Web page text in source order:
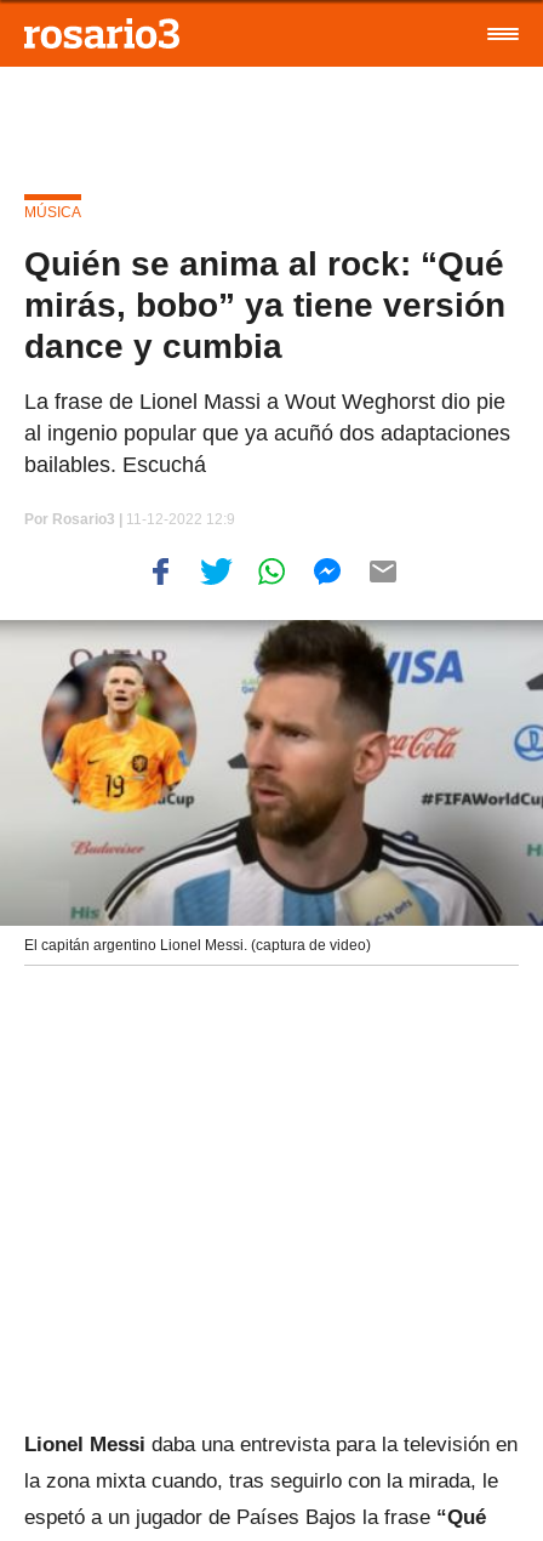
MÚSICA
Quién se anima al rock: “Qué
mirás, bobo” ya tiene versión
dance y cumbia
La frase de Lionel Massi a Wout Weghorst dio pie
al ingenio popular que ya acuñó dos adaptaciones
bailables. Escuchá
Por Rosario3 | 11-12-2022 12:9
El capitán argentino Lionel Messi. (captura de video)
Lionel Messi daba una entrevista para la televisión en
la zona mixta cuando, tras seguirlo con la mirada, le
espetó a un jugador de Países Bajos la frase “Qué